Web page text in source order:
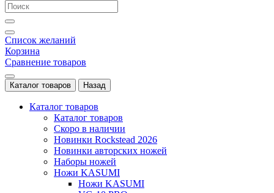
Список желаний
Корзина
Сравнение товаров
Каталог товаров Назад
Каталог товаров
Каталог товаров
Скоро в наличии
Новинки Rockstead 2026
Новинки авторских ножей
Наборы ножей
Ножи KASUMI
Ножи KASUMI